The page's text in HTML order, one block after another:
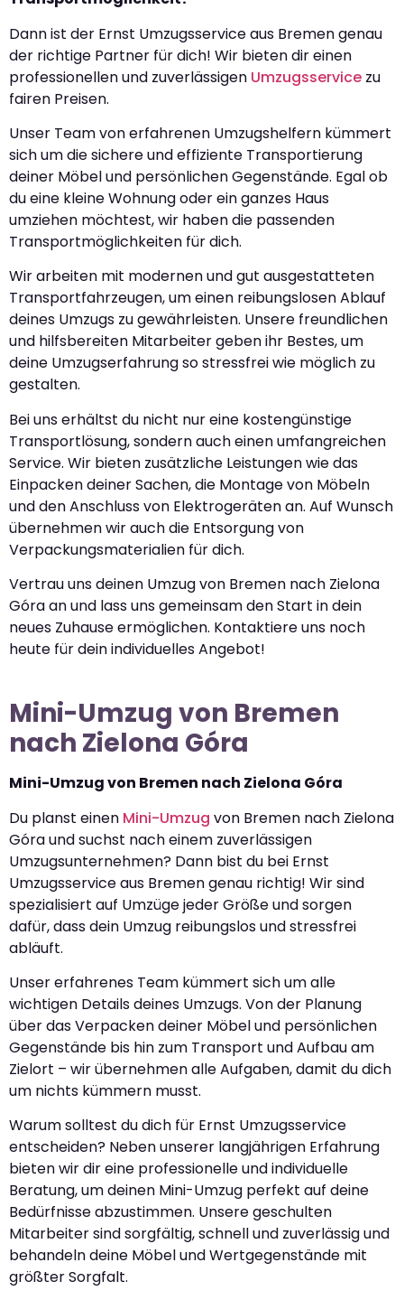
Dann ist der Ernst Umzugsservice aus Bremen genau
der richtige Partner für dich! Wir bieten dir einen
professionellen und zuverlässigen Umzugsservice zu
fairen Preisen.
Unser Team von erfahrenen Umzugshelfern kümmert
sich um die sichere und effiziente Transportierung
deiner Möbel und persönlichen Gegenstände. Egal ob
du eine kleine Wohnung oder ein ganzes Haus
umziehen möchtest, wir haben die passenden
Transportmöglichkeiten für dich.
Wir arbeiten mit modernen und gut ausgestatteten
Transportfahrzeugen, um einen reibungslosen Ablauf
deines Umzugs zu gewährleisten. Unsere freundlichen
und hilfsbereiten Mitarbeiter geben ihr Bestes, um
deine Umzugserfahrung so stressfrei wie möglich zu
gestalten.
Bei uns erhältst du nicht nur eine kostengünstige
Transportlösung, sondern auch einen umfangreichen
Service. Wir bieten zusätzliche Leistungen wie das
Einpacken deiner Sachen, die Montage von Möbeln
und den Anschluss von Elektrogeräten an. Auf Wunsch
übernehmen wir auch die Entsorgung von
Verpackungsmaterialien für dich.
Vertrau uns deinen Umzug von Bremen nach Zielona
Góra an und lass uns gemeinsam den Start in dein
neues Zuhause ermöglichen. Kontaktiere uns noch
heute für dein individuelles Angebot!
Mini-Umzug von Bremen
nach Zielona Góra
Mini-Umzug von Bremen nach Zielona Góra
Du planst einen Mini-Umzug von Bremen nach Zielona
Góra und suchst nach einem zuverlässigen
Umzugsunternehmen? Dann bist du bei Ernst
Umzugsservice aus Bremen genau richtig! Wir sind
spezialisiert auf Umzüge jeder Größe und sorgen
dafür, dass dein Umzug reibungslos und stressfrei
abläuft.
Unser erfahrenes Team kümmert sich um alle
wichtigen Details deines Umzugs. Von der Planung
über das Verpacken deiner Möbel und persönlichen
Gegenstände bis hin zum Transport und Aufbau am
Zielort – wir übernehmen alle Aufgaben, damit du dich
um nichts kümmern musst.
Warum solltest du dich für Ernst Umzugsservice
entscheiden? Neben unserer langjährigen Erfahrung
bieten wir dir eine professionelle und individuelle
Beratung, um deinen Mini-Umzug perfekt auf deine
Bedürfnisse abzustimmen. Unsere geschulten
Mitarbeiter sind sorgfältig, schnell und zuverlässig und
behandeln deine Möbel und Wertgegenstände mit
größter Sorgfalt.